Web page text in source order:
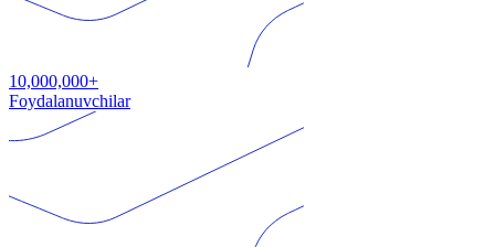
10,000,000+
Foydalanuvchilar